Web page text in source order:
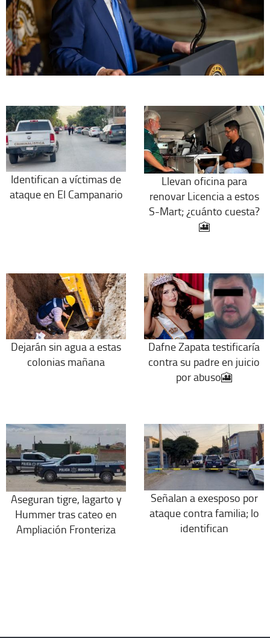
Identifican a víctimas de
ataque en El Campanario
Llevan oficina para
renovar Licencia a estos
S-Mart; ¿cuánto cuesta?
🎦
Dejarán sin agua a estas
colonias mañana
Dafne Zapata testificaría
contra su padre en juicio
por abuso🎦
Aseguran tigre, lagarto y
Hummer tras cateo en
Ampliación Fronteriza
Señalan a exesposo por
ataque contra familia; lo
identifican